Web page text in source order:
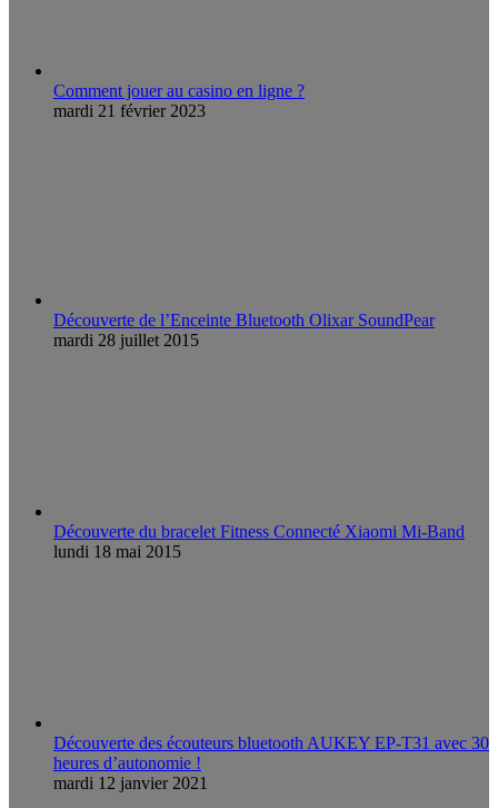
Comment jouer au casino en ligne ?
mardi 21 février 2023
Découverte de l’Enceinte Bluetooth Olixar SoundPear
mardi 28 juillet 2015
Découverte du bracelet Fitness Connecté Xiaomi Mi-Band
lundi 18 mai 2015
Découverte des écouteurs bluetooth AUKEY EP-T31 avec 30
heures d’autonomie !
mardi 12 janvier 2021